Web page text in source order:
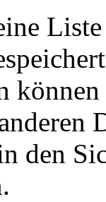
den